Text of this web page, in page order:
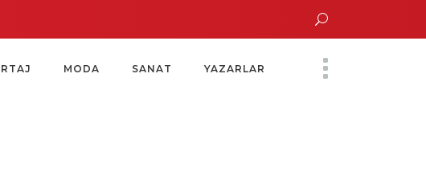
Yoko Ono Sergisi Özel Bir Davetle Açıldı
MODA SANAT YAZARLAR